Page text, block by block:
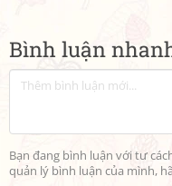
Bình luận
Bạn đang bình luận với tư
quản lý bình luận của mình,